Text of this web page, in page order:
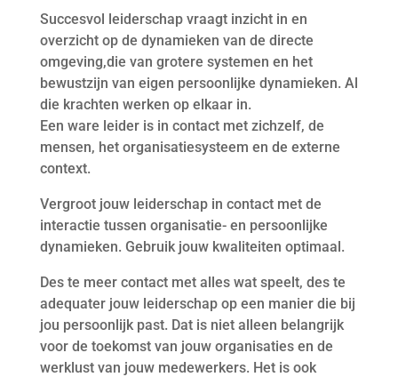
Succesvol leiderschap vraagt inzicht in en
overzicht op de dynamieken van de directe
omgeving,die van grotere systemen en het
bewustzijn van eigen persoonlijke dynamieken. Al
die krachten werken op elkaar in.
Een ware leider is in contact met zichzelf, de
mensen, het organisatiesysteem en de externe
context.
Vergroot jouw leiderschap in contact met de
interactie tussen organisatie- en persoonlijke
dynamieken. Gebruik jouw kwaliteiten optimaal.
Des te meer contact met alles wat speelt, des te
adequater jouw leiderschap op een manier die bij
jou persoonlijk past. Dat is niet alleen belangrijk
voor de toekomst van jouw organisaties en de
werklust van jouw medewerkers. Het is ook